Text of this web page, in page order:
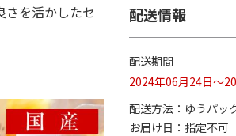
ＷＥＢ定期便つぶら
3,580円
(送料・税込)
＜お中元＞新つぶら
２箱
5.0（7）
(送料・税込)
を活かしたセ
配送情報
配送期間
2024年06月24日～
配送方法
ゆうパッ
お届け日
指定不可